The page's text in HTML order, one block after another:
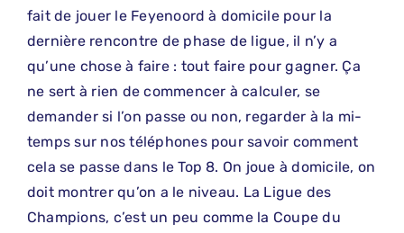
fait de jouer le Feyenoord à domicile pour la
dernière rencontre de phase de ligue, il n’y a
qu’une chose à faire : tout faire pour gagner. Ça
ne sert à rien de commencer à calculer, se
demander si l’on passe ou non, regarder à la mi-
temps sur nos téléphones pour savoir comment
cela se passe dans le Top 8. On joue à domicile, on
doit montrer qu’on a le niveau. La Ligue des
Champions, c’est un peu comme la Coupe du